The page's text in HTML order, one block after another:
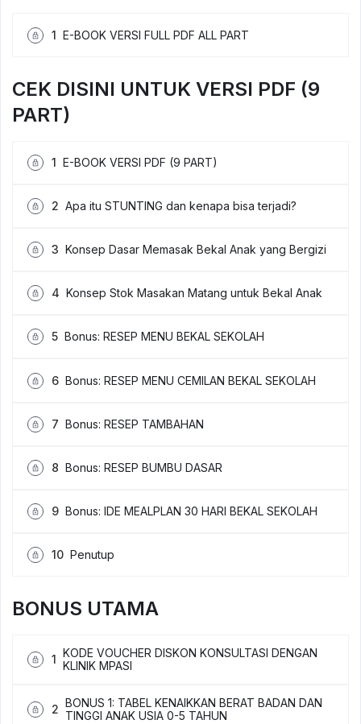
1 E-BOOK VERSI FULL PDF ALL PART
CEK DISINI UNTUK VERSI PDF (9
PART)
1 E-BOOK VERSI PDF (9 PART)
2 Apa itu STUNTING dan kenapa bisa terjadi?
3 Konsep Dasar Memasak Bekal Anak yang Bergizi
4 Konsep Stok Masakan Matang untuk Bekal Anak
5 Bonus: RESEP MENU BEKAL SEKOLAH
6 Bonus: RESEP MENU CEMILAN BEKAL SEKOLAH
7 Bonus: RESEP TAMBAHAN
8 Bonus: RESEP BUMBU DASAR
9 Bonus: IDE MEALPLAN 30 HARI BEKAL SEKOLAH
10 Penutup
BONUS UTAMA
1 KODE VOUCHER DISKON KONSULTASI DENGAN
KLINIK MPASI
2 BONUS 1: TABEL KENAIKKAN BERAT BADAN DAN
TINGGI ANAK USIA 0-5 TAHUN